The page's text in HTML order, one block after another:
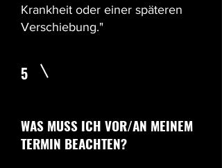
Krankheit oder einer späteren
Verschiebung."
5
WAS MUSS ICH VOR/AN MEINEM
TERMIN BEACHTEN?